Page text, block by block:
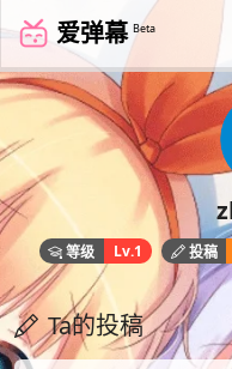
爱弹幕 Beta
等级 Lv.1 投稿
Ta的投稿